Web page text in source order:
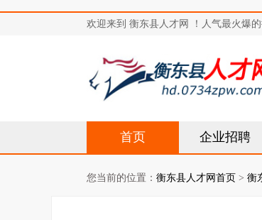
欢迎来到 衡东县人才网 ！人气最火爆
首页 企业招聘
您当前的位置： 衡东县人才网首页 > 衡